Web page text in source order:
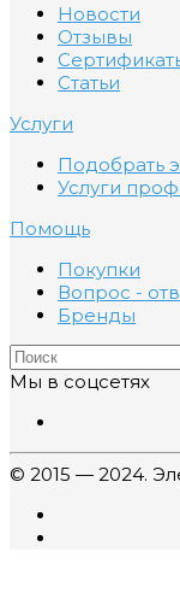
Новости
Отзывы
Статьи
Услуги
Подобрать
Услуги
Помощь
Покупки
Вопрос -
Бренды
Мы в соцсетях
© 2015 — 2024.